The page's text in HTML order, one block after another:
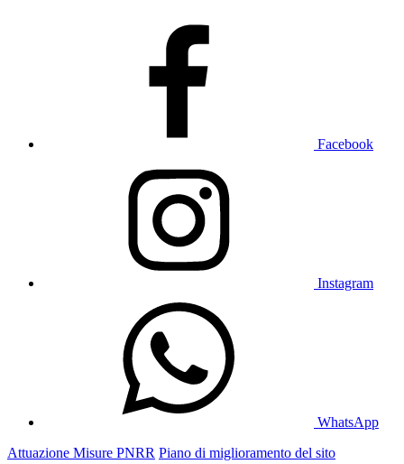
Facebook
Instagram
WhatsApp
Attuazione Misure PNRR Piano di miglioramento del sito